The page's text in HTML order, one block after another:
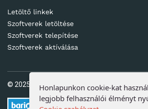
Letöltő linkek
Szoftverek letöltése
Szoftverek telepítése
Szoftverek aktíválása
© 2025. Ötletes Megoldások Kft |
Honlapunkon cookie-kat
legjobb felhasználói élményt